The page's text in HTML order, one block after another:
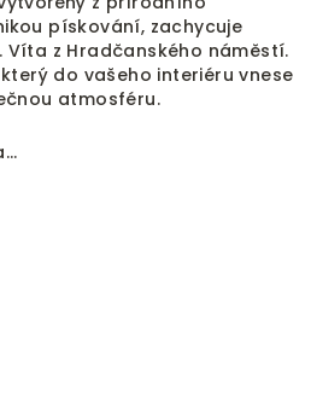
pískování, zachycuje
z Hradčanského náměstí.
do vašeho interiéru vnese
atmosféru.